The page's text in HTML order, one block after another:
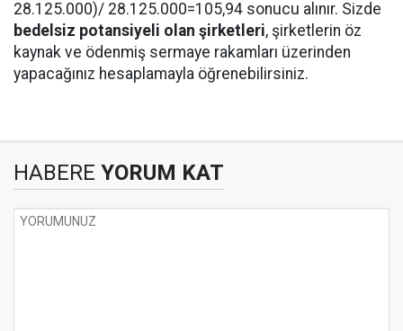
28.125.000)/ 28.125.000=105,94 sonucu alınır. Sizde
bedelsiz potansiyeli olan şirketleri, şirketlerin öz
kaynak ve ödenmiş sermaye rakamları üzerinden
yapacağınız hesaplamayla öğrenebilirsiniz.
HABERE YORUM KAT